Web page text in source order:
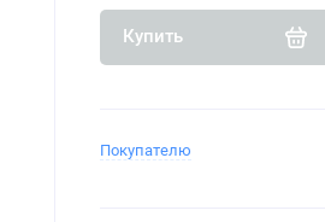
Купить
Покупателю